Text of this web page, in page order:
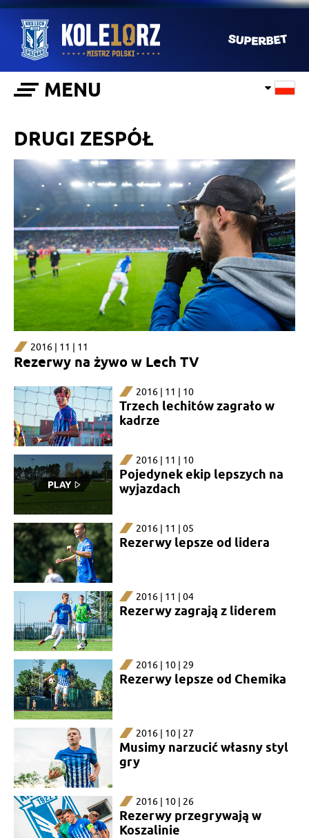
MENU
DRUGI ZESPÓŁ
2016 | 11 | 11
Rezerwy na żywo w Lech TV
2016 | 11 | 10
Trzech lechitów zagrało w
kadrze
2016 | 11 | 10
Pojedynek ekip lepszych na
wyjazdach
2016 | 11 | 05
Rezerwy lepsze od lidera
2016 | 11 | 04
Rezerwy zagrają z liderem
2016 | 10 | 29
Rezerwy lepsze od Chemika
2016 | 10 | 27
Musimy narzucić własny styl
gry
2016 | 10 | 26
Rezerwy przegrywają w
Koszalinie